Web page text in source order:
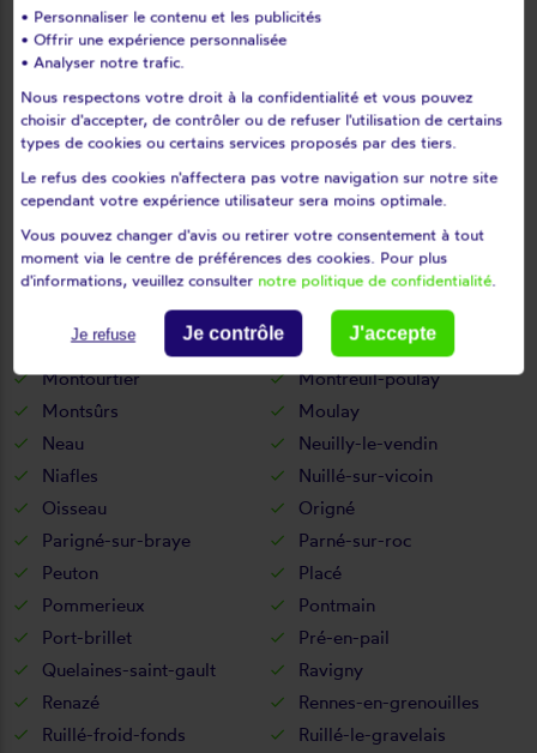
Loigné-sur-mayenne
Loiron
Longuefuye
Louverné
Louvigné
L'huisserie
Madré
Maisoncelles-du-maine
Marcillé-la-ville
Marigné-peuton
Martigné-sur-mayenne
Ménil
Méral
Meslay-du-maine
Mézangers
Montenay
Montflours
Montigné-le-brillant
Montourtier
Montreuil-poulay
Montsûrs
Moulay
Neau
Neuilly-le-vendin
Niafles
Nuillé-sur-vicoin
Oisseau
Origné
Parigné-sur-braye
Parné-sur-roc
Peuton
Placé
Pommerieux
Pontmain
Port-brillet
Pré-en-pail
Quelaines-saint-gault
Ravigny
Renazé
Rennes-en-grenouilles
Ruillé-froid-fonds
Ruillé-le-gravelais
• Personnaliser le contenu et les publicités
• Offrir une expérience personnalisée
• Analyser notre trafic.
Nous respectons votre droit à la confidentialité et vous pouvez
choisir d'accepter, de contrôler ou de refuser l'utilisation de certains
types de cookies ou certains services proposés par des tiers.
Le refus des cookies n'affectera pas votre navigation sur notre site
cependant votre expérience utilisateur sera moins optimale.
Vous pouvez changer d'avis ou retirer votre consentement à tout
moment via le centre de préférences des cookies. Pour plus
d'informations, veuillez consulter notre politique de confidentialité.
Je refuse Je contrôle J'accepte